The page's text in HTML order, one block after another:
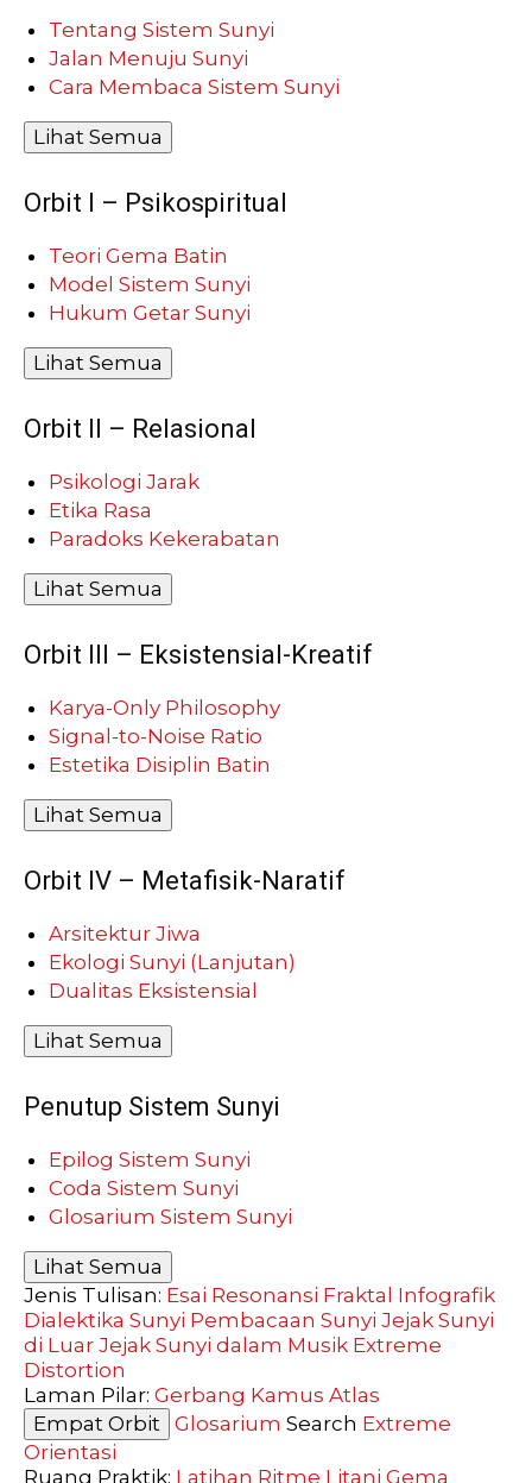
Tentang Sistem Sunyi
Jalan Menuju Sunyi
Cara Membaca Sistem Sunyi
Lihat Semua
Orbit I – Psikospiritual
Teori Gema Batin
Model Sistem Sunyi
Hukum Getar Sunyi
Lihat Semua
Orbit II – Relasional
Psikologi Jarak
Etika Rasa
Paradoks Kekerabatan
Lihat Semua
Orbit III – Eksistensial-Kreatif
Karya-Only Philosophy
Signal-to-Noise Ratio
Estetika Disiplin Batin
Lihat Semua
Orbit IV – Metafisik-Naratif
Arsitektur Jiwa
Ekologi Sunyi (Lanjutan)
Dualitas Eksistensial
Lihat Semua
Penutup Sistem Sunyi
Epilog Sistem Sunyi
Coda Sistem Sunyi
Glosarium Sistem Sunyi
Lihat Semua
Jenis Tulisan: Esai Resonansi Fraktal Infografik
Dialektika Sunyi Pembacaan Sunyi Jejak Sunyi
di Luar Jejak Sunyi dalam Musik Extreme
Distortion
Laman Pilar: Gerbang Kamus Atlas
Empat Orbit Glosarium Search Extreme
Orientasi
Ruang Praktik: Latihan Ritme Litani Gema